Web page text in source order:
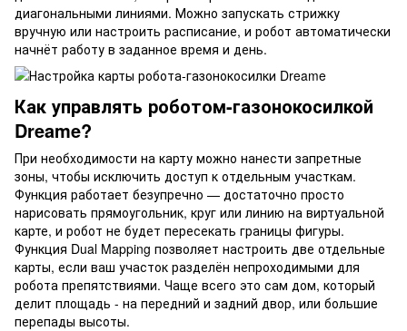
диагональными линиями. Можно запускать стрижку
вручную или настроить расписание, и робот автоматически
начнёт работу в заданное время и день.
Как управлять роботом-газонокосилкой
Dreame?
При необходимости на карту можно нанести запретные
зоны, чтобы исключить доступ к отдельным участкам.
Функция работает безупречно — достаточно просто
нарисовать прямоугольник, круг или линию на виртуальной
карте, и робот не будет пересекать границы фигуры.
Функция Dual Mapping позволяет настроить две отдельные
карты, если ваш участок разделён непроходимыми для
робота препятствиями. Чаще всего это сам дом, который
делит площадь - на передний и задний двор, или большие
перепады высоты.